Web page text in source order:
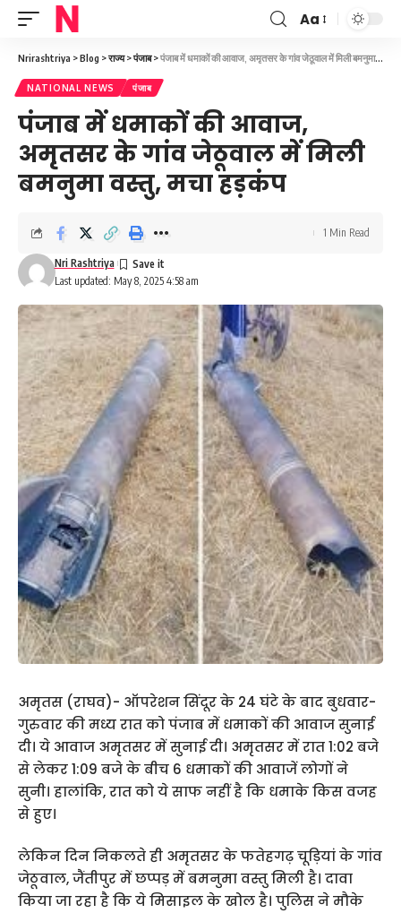
Font
Resizer
Aa
Nrirashtriya >Blog >राज्य>पंजाब>पंजाब में धमाकों की आवाज, अमृतसर के गांव जेठूवाल में मिली बमनुमा वस्तु, मचा हड़कंप
NATIONAL NEWS पंजाब
पंजाब में धमाकों की आवाज,
अमृतसर के गांव जेठूवाल में मिली
बमनुमा वस्तु, मचा हड़कंप
Last updated: May 8, 2025 4:58 am
Nri Rashtriya
1 Min Read
अमृतस (राघव)- ऑपरेशन सिंदूर के 24 घंटे के बाद बुधवार-
गुरुवार की मध्य रात को पंजाब में धमाकों की आवाज सुनाई
दी। ये आवाज अमृतसर में सुनाई दी। अमृतसर में रात 1:02 बजे
से लेकर 1:09 बजे के बीच 6 धमाकों की आवाजें लोगों ने
सुनी। हालांकि, रात को ये साफ नहीं है कि धमाके किस वजह
से हुए।
लेकिन दिन निकलते ही अमृतसर के फतेहगढ़ चूड़ियां के गांव
जेठूवाल, जैंतीपुर में छप्पड़ में बमनुमा वस्तु मिली है। दावा
किया जा रहा है कि ये मिसाइल के खोल है। पुलिस ने मौके